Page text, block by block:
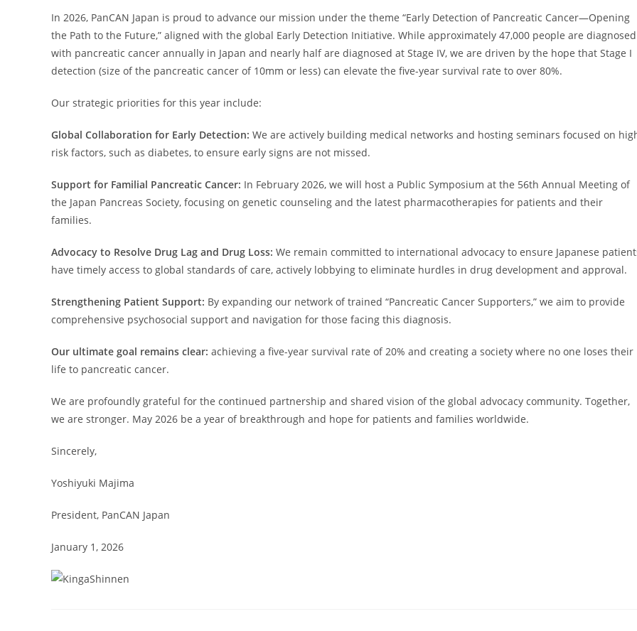
In 2026, PanCAN Japan is proud to advance our mission under the theme “Early Detection of Pancreatic Cancer—Opening
the Path to the Future,” aligned with the global Early Detection Initiative. While approximately 47,000 people are diagnosed
with pancreatic cancer annually in Japan and nearly half are diagnosed at Stage IV, we are driven by the hope that Stage I
detection (size of the pancreatic cancer of 10mm or less) can elevate the five-year survival rate to over 80%.
Our strategic priorities for this year include:
Global Collaboration for Early Detection: We are actively building medical networks and hosting seminars focused on
risk factors, such as diabetes, to ensure early signs are not missed.
Support for Familial Pancreatic Cancer: In February 2026, we will host a Public Symposium at the 56th Annual Meeting of
the Japan Pancreas Society, focusing on genetic counseling and the latest pharmacotherapies for patients and their
families.
Advocacy to Resolve Drug Lag and Drug Loss: We remain committed to international advocacy to ensure Japanese
have timely access to global standards of care, actively lobbying to eliminate hurdles in drug development and approval.
Strengthening Patient Support: By expanding our network of trained “Pancreatic Cancer Supporters,” we aim to provide
comprehensive psychosocial support and navigation for those facing this diagnosis.
Our ultimate goal remains clear: achieving a five-year survival rate of 20% and creating a society where no one loses their
life to pancreatic cancer.
We are profoundly grateful for the continued partnership and shared vision of the global advocacy community. Together,
we are stronger. May 2026 be a year of breakthrough and hope for patients and families worldwide.
Sincerely,
Yoshiyuki Majima
President, PanCAN Japan
January 1, 2026